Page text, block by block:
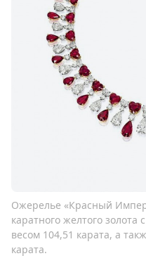
Ожерелье «Красный
каратного желтого
весом 104,51 карата, а
карата.